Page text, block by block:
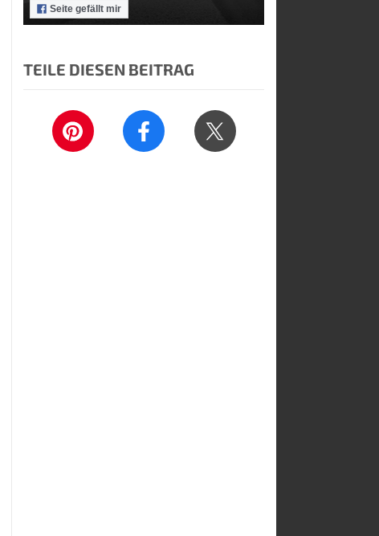
Seite gefällt mir
TEILE DIESEN BEITRAG